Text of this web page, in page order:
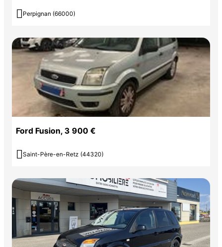
 Perpignan (66000)
Ford Fusion, 3 900 €
 Saint-Père-en-Retz (44320)